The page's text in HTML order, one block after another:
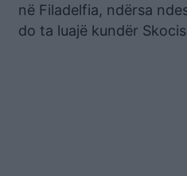
në Filadelfia, ndërsa
do ta luajë kundër